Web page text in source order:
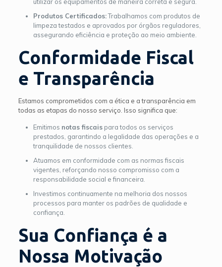
utilizar os equipamentos de maneira correta e segura.
Produtos Certificados:Trabalhamos com produtos de
limpeza testados e aprovados por órgãos reguladores,
assegurando eficiência e proteção ao meio ambiente.
Conformidade Fiscal
e Transparência
Estamos comprometidos com a ética e a transparência em
todas as etapas do nosso serviço. Isso significa que:
Emitimos notas fiscaispara todos os serviços
prestados, garantindo a legalidade das operações e a
tranquilidade de nossos clientes.
Atuamos em conformidade com as normas fiscais
vigentes, reforçando nosso compromisso com a
responsabilidade social e financeira.
Investimos continuamente na melhoria dos nossos
processos para manter os padrões de qualidade e
confiança.
Sua Confiança é a
Nossa Motivação